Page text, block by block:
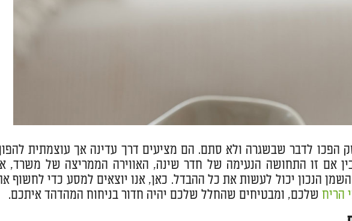
הפכו לדבר שבשגרה ולא סתם. הם מציעים דרך עדינה אך עוצמתית
אם זו התחושה הנעימה של חדר שינה, האווירה הממריצה של משרד,
השמן הנכון יכול לעשות את כל ההבדל. כאן, אנו יוצאים למסע כדי לחשוף
הריח שלכם, ומבטיחים שהחלל שלכם יהיה חדור בניחוח המהדהד איתכם.